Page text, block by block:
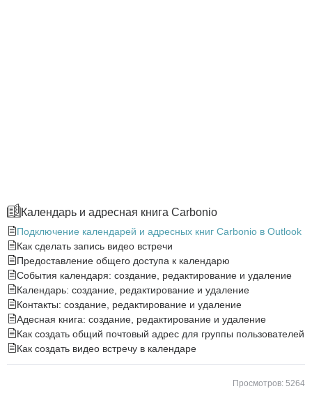
Календарь и адресная книга Carbonio
Подключение календарей и адресных книг Carbonio в Outlook
Как сделать запись видео встречи
Предоставление общего доступа к календарю
События календаря: создание, редактирование и удаление
Календарь: создание, редактирование и удаление
Контакты: создание, редактирование и удаление
Адесная книга: создание, редактирование и удаление
Как создать общий почтовый адрес для группы пользователей
Как создать видео встречу в календаре
Просмотров: 5264